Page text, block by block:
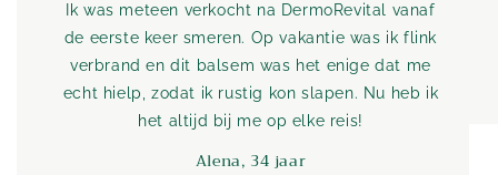
Ik was meteen verkocht na DermoRevital vanaf
de eerste keer smeren. Op vakantie was ik flink
verbrand en dit balsem was het enige dat me
echt hielp, zodat ik rustig kon slapen. Nu heb ik
het altijd bij me op elke reis!
Alena, 34 jaar